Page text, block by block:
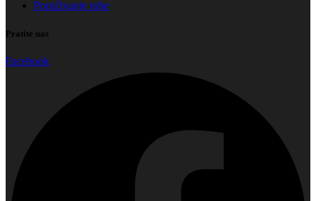
Poručivanje robe
Pratite nas
Facebook